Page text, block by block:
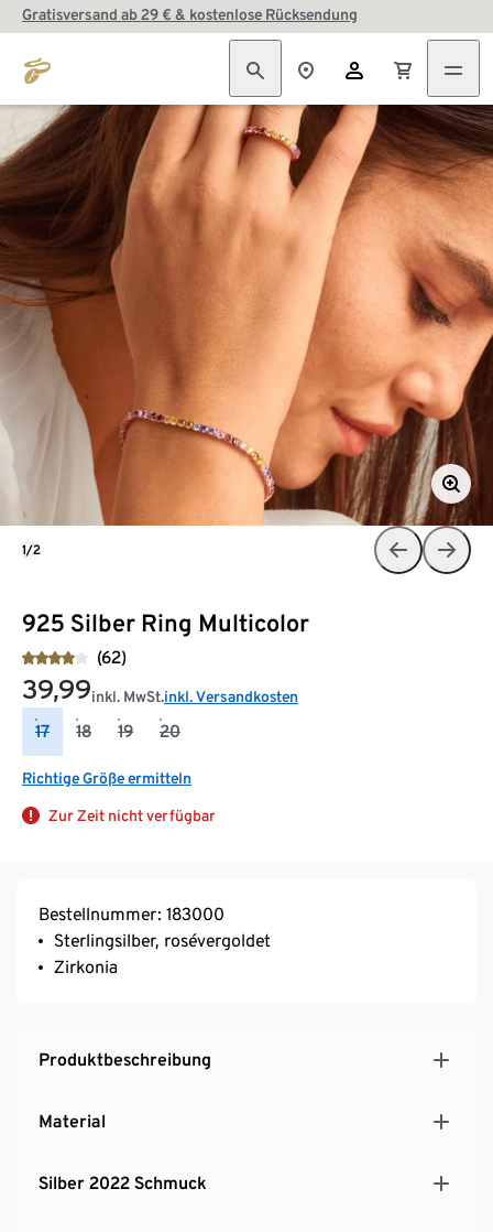
Gratisversand ab 29 € & kostenlose Rücksendung
925 Silber Ring Multicolor
(62)
39,99inkl. MwSt.inkl. Versandkosten
17 18 19 20
Richtige Größe ermitteln
Zur Zeit nicht verfügbar
1/2
Bestellnummer: 183000
Sterlingsilber, rosévergoldet
Zirkonia
Produktbeschreibung
Material
Silber 2022 Schmuck